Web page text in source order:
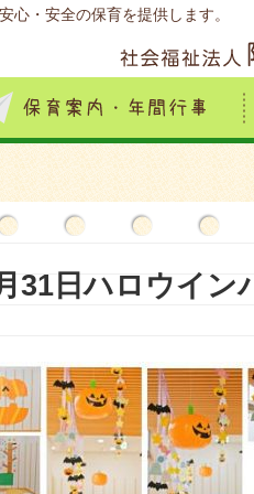
心・安全の保育を提供します。
31日ハロウイン